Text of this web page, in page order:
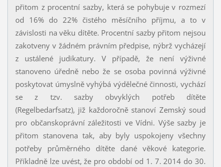
přitom z procentní sazby, která se pohybuje v rozmezí
od 16% do 22% čistého měsíčního příjmu, a to v
závislosti na věku dítěte. Procentní sazby přitom nejsou
zakotveny v žádném právním předpise, nýbrž vycházejí
z ustálené judikatury. V případě, že není výživné
stanoveno úředně nebo že se osoba povinná výživné
poskytovat úmyslně vyhýbá výdělečné činnosti, vychází
se z tzv. sazby obvyklých potřeb dítěte
(Regelbedarfsatz), již každoročně stanoví Zemský soud
pro občanskoprávní záležitosti ve Vídni. Výše sazby je
přitom stanovena tak, aby byly uspokojeny všechny
potřeby průměrného dítěte dané věkové kategorie.
Příkladně lze uvést, že pro období od 1. 7. 2014 do 30.